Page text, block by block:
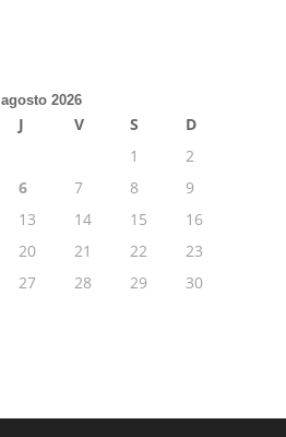
agosto 2026
J V S
D
1
2
6 7 8
9
13 14 15
16
20 21 22
23
27 28 29
30